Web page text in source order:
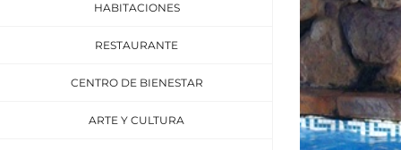
HABITACIONES
RESTAURANTE
CENTRO DE BIENESTAR
ARTE Y CULTURA